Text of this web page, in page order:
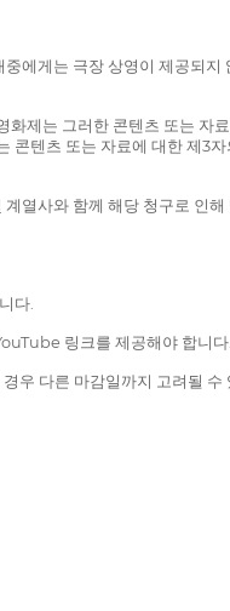
에게는 극장 상영이 제공되지
제는 그러한 콘텐츠 또는 자
텐츠 또는 자료에 대한 제3
열사와 함께 해당 청구로 인
다.
링크를 제공해야 합니다.
우 다른 마감일까지 고려될 수